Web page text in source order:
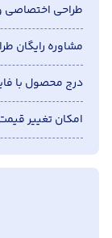
طراحی اختصاصی
مشاوره رایگان
درج محصول با
امکان تغییر